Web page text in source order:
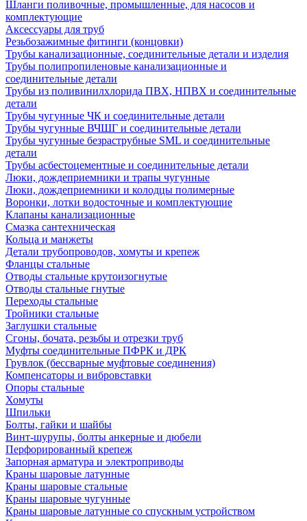
Шланги поливочные, промышленные, для насосов и
комплектующие
Аксессуары для труб
Резьбозажимные фитинги (концовки)
Трубы канализационные, соединительные детали и изделия
Трубы полипропиленовые канализационные и
соединительные детали
Трубы из поливинилхлорида ПВХ, НПВХ и соединительные
детали
Трубы чугунные ЧК и соединительные детали
Трубы чугунные ВЧШГ и соединительные детали
Трубы чугунные безраструбные SML и соединительные
детали
Трубы асбестоцементные и соединительные детали
Люки, дождеприемники и трапы чугунные
Люки, дождеприемники и колодцы полимерные
Воронки, лотки водосточные и комплектующие
Клапаны канализационные
Смазка сантехническая
Кольца и манжеты
Детали трубопроводов, хомуты и крепеж
Фланцы стальные
Отводы стальные крутоизогнутые
Отводы стальные гнутые
Переходы стальные
Тройники стальные
Заглушки стальные
Сгоны, бочата, резьбы и отрезки труб
Муфты соединительные ПФРК и ДРК
Грувлок (бессварные муфтовые соединения)
Компенсаторы и вибровставки
Опоры стальные
Хомуты
Шпильки
Болты, гайки и шайбы
Винт-шурупы, болты анкерные и дюбели
Перфорированный крепеж
Запорная арматура и электроприводы
Краны шаровые латунные
Краны шаровые стальные
Краны шаровые чугунные
Краны шаровые латунные со спускным устройством